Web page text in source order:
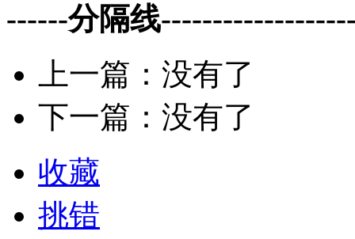
------分隔线
上一篇：没有了
下一篇：没有了
收藏
挑错